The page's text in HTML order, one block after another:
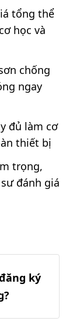
tổng thể
học và
chống
ngay
đủ làm cơ
thiết bị
trọng,
đánh giá
ký